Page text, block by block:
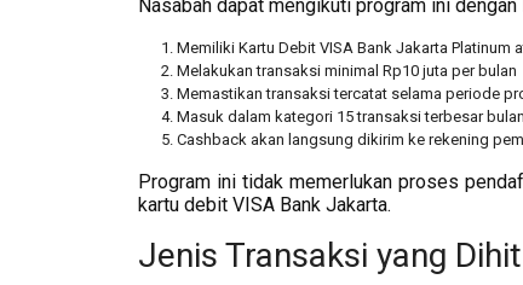
Nasabah dapat mengikuti program ini dengan
Memiliki Kartu Debit VISA Bank Jakarta Platinum
Melakukan transaksi minimal Rp10 juta per bulan
Memastikan transaksi tercatat selama periode
Masuk dalam kategori 15 transaksi terbesar
Cashback akan langsung dikirim ke rekening
Program ini tidak memerlukan proses
kartu debit VISA Bank Jakarta.
Jenis Transaksi yang